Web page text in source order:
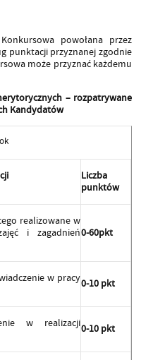
powołana przez
punktacji przyznanej zgodnie
może przyznać każdemu
– rozpatrywane
Kandydatów
Liczba
punktów
realizowane w
i zagadnień0-60pkt
w pracy0-10 pkt
w realizacji0-10 pkt